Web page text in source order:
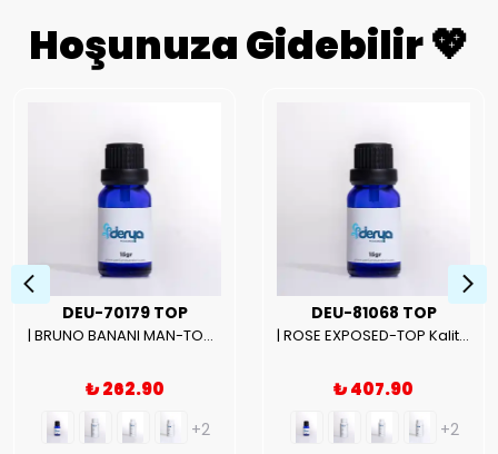
Hoşunuza Gidebilir 💖
DEU-70179 TOP
| BRUNO BANANI MAN-TOP Kalite Erkek Parfüm Esansı.|
₺ 262.90
+2
DEU-81068 TOP
| ROSE EXPOSED-TOP Kalite Unısex Parfüm Esansı.|
₺ 407.90
+2